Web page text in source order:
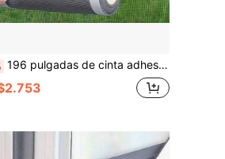
196 pulgadas de cinta adhesiva para reparar ventanas y puertas, adecuada para reparar agujeros en mosquiteras, fácil de aplicar, no impermeable - para reparar agujeros y desgarros